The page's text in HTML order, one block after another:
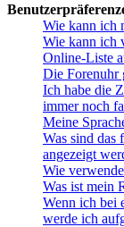
Wie kann ich
Wie kann ich
Online-Liste
Die Forenuhr
Ich habe die
immer noch
Meine
Was sind das
angezeigt
Wie
Was ist mein
Wenn ich bei
werde ich